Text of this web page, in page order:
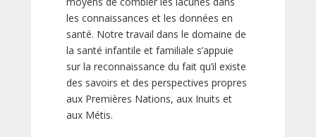
les connaissances et les données en
santé. Notre travail dans le domaine de
la santé infantile et familiale s’appuie
sur la reconnaissance du fait qu’il existe
des savoirs et des perspectives propres
aux Premières Nations, aux Inuits et
aux Métis.